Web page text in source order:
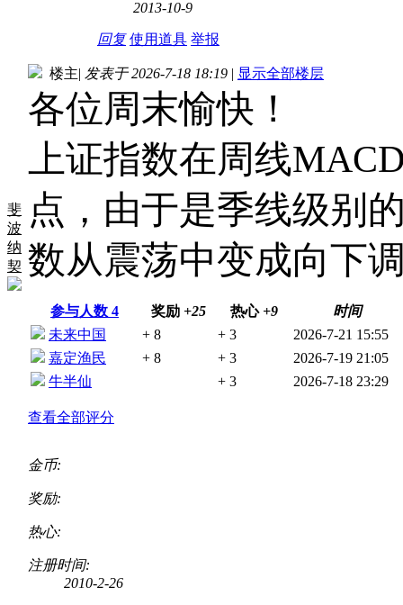
2013-10-9
回复 使用道具 举报
斐
波
纳
契
楼主| 发表于 2026-7-18 18:19 | 显示全部楼层
各位周末愉快！
上证指数在周线
点，由于是季线级别
数从震荡中变成向下
参与人数 4 奖励 +25 热心 +9
时间
未来中国
+ 8 + 3
2026-7-21 15:55
嘉定渔民
+ 8 + 3
2026-7-19 21:05
牛半仙
+ 3 2026-7-18 23:29
查看全部评分
金币:
奖励:
热心:
注册时间:
2010-2-26